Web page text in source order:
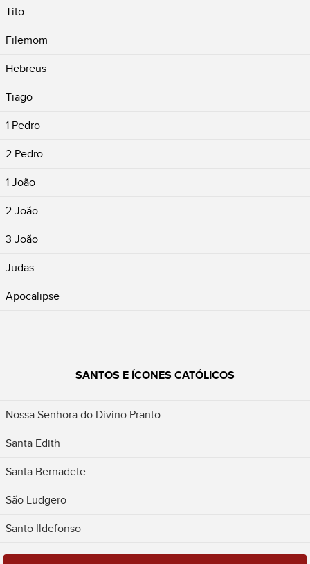
Tito
Filemom
Hebreus
Tiago
1 Pedro
2 Pedro
1 João
2 João
3 João
Judas
Apocalipse
SANTOS E ÍCONES CATÓLICOS
Nossa Senhora do Divino Pranto
Santa Edith
Santa Bernadete
São Ludgero
Santo Ildefonso